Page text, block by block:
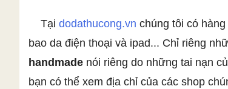
Tại dodathucong.vn chúng tôi có
bao da điện thoại và ipad... Chỉ riêng
handmade nói riêng do những tai nạn
bạn có thể xem địa chỉ của các shop